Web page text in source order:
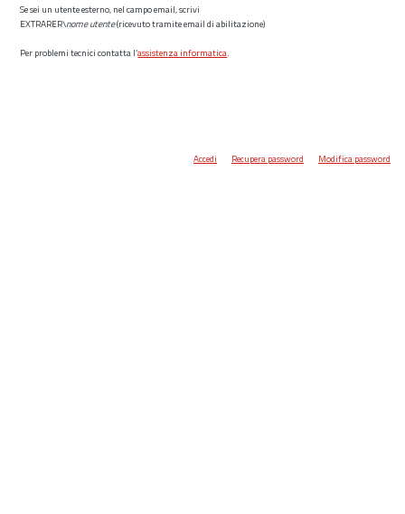
Se sei un utente esterno, nel campo email, scrivi
EXTRARER\nome utente(ricevuto tramite email di abilitazione)
Per problemi tecnici contatta l’assistenza informatica.
Accedi Recupera password Modifica password